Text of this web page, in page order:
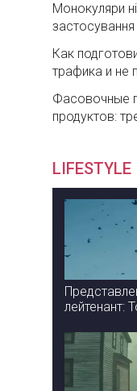
Монокуляри
застосування
Как
трафика и не
Фасовочные
продуктов:
LIFESTYLE
лейтенант: